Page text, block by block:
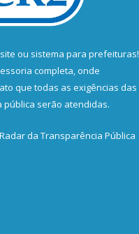
ou sistema para prefeituras!
completa, onde
que todas as exigências das
pública serão atendidas.
Radar da Transparência Pública